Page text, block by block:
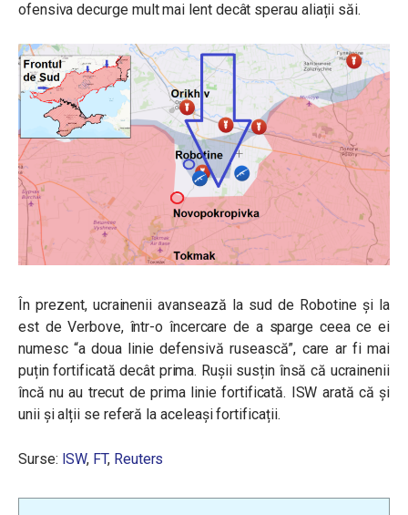
ofensiva decurge mult mai lent decât sperau aliații săi.
În prezent, ucrainenii avansează la sud de Robotine și la
est de Verbove, într-o încercare de a sparge ceea ce ei
numesc “a doua linie defensivă rusească”, care ar fi mai
puțin fortificată decât prima. Rușii susțin însă că ucrainenii
încă nu au trecut de prima linie fortificată. ISW arată că și
unii și alții se referă la aceleași fortificații.
Surse: ISW, FT, Reuters